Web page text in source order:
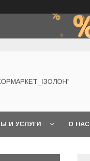
И УСЛУГИ О НАС